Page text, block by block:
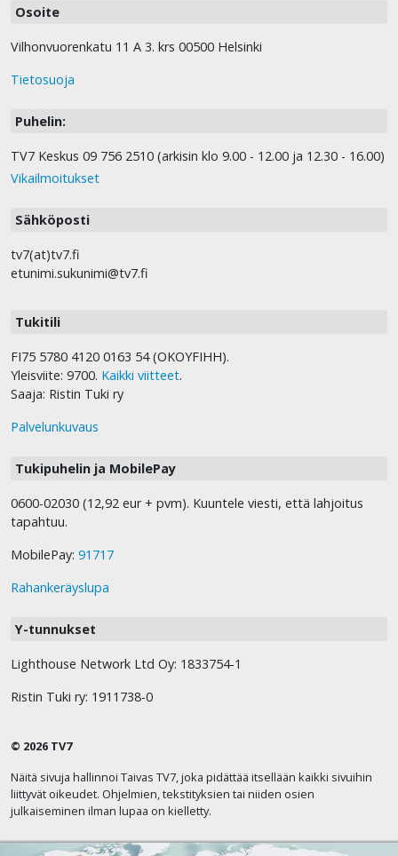
Osoite
Vilhonvuorenkatu 11 A 3. krs 00500 Helsinki
Tietosuoja
Puhelin:
TV7 Keskus 09 756 2510 (arkisin klo 9.00 - 12.00 ja 12.30 - 16.00)
Vikailmoitukset
Sähköposti
tv7(at)tv7.fi
etunimi.sukunimi@tv7.fi
Tukitili
FI75 5780 4120 0163 54 (OKOYFIHH).
Yleisviite: 9700. Kaikki viitteet.
Saaja: Ristin Tuki ry
Palvelunkuvaus
Tukipuhelin ja MobilePay
0600-02030 (12,92 eur + pvm). Kuuntele viesti, että lahjoitus
tapahtuu.
MobilePay: 91717
Rahankeräyslupa
Y-tunnukset
Lighthouse Network Ltd Oy: 1833754-1
Ristin Tuki ry: 1911738-0
© 2026 TV7
Näitä sivuja hallinnoi Taivas TV7, joka pidättää itsellään kaikki sivuihin
liittyvät oikeudet. Ohjelmien, tekstityksien tai niiden osien
julkaiseminen ilman lupaa on kielletty.